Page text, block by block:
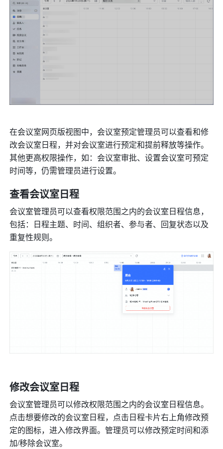
在会议室网页版视图中，会议室预定管理员可以查看和修
改会议室日程，并对会议室进行预定和提前释放等操作。
其他更高权限操作，如：会议室审批、设置会议室可预定
时间等，仍需管理员进行设置。
查看会议室日程
会议室管理员可以查看权限范围之内的会议室日程信息，
包括：日程主题、时间、组织者、参与者、回复状态以及
重复性规则。
修改会议室日程
会议室管理员可以修改权限范围之内的会议室日程信息。
点击想要修改的会议室日程，点击日程卡片右上角修改预
定的图标，进入修改界面。管理员可以修改预定时间和添
加/移除会议室。